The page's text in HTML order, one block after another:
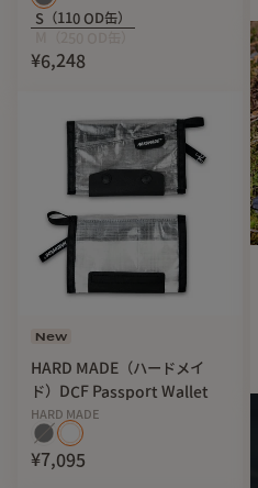
S（110 OD缶）
¥6,248
New
HARD MADE（ハードメイ
ド）DCF Passport Wallet
HARD MADE
¥7,095